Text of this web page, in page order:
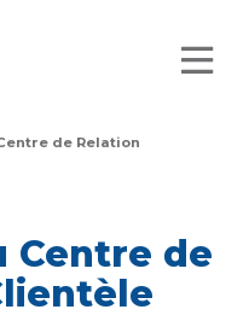
de Relation
Centre de